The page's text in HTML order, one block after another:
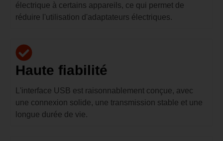
électrique à certains appareils, ce qui permet de
réduire l'utilisation d'adaptateurs électriques.
Haute fiabilité
L'interface USB est raisonnablement conçue, avec
une connexion solide, une transmission stable et une
longue durée de vie.